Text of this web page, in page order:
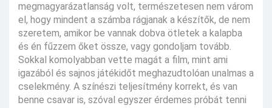
megmagyarázatlanság volt, természetesen nem várom
el, hogy mindent a számba rágjanak a készítők, de nem
szeretem, amikor be vannak dobva ötletek a kalapba
és én fűzzem őket össze, vagy gondoljam tovább.
Sokkal komolyabban vette magát a film, mint ami
igazából és sajnos játékidőt meghazudtolóan unalmas a
cselekmény. A színészi teljesítmény korrekt, és van
benne csavar is, szóval egyszer érdemes próbát tenni